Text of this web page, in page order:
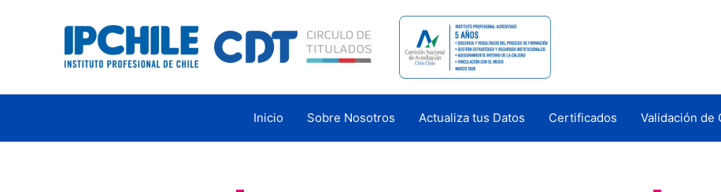
Inicio Sobre Nosotros Actualiza tus Datos Certificados Validación de